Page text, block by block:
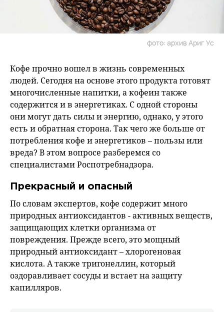
фото: архив Ариг Ус
Кофе прочно вошел в жизнь современных
людей. Сегодня на основе этого продукта готовят
многочисленные напитки, а кофеин также
содержится и в энергетиках. С одной стороны
они могут дать силы и энергию, однако, у этого
есть и обратная сторона. Так чего же больше от
потребления кофе и энергетиков – пользы или
вреда? В этом вопросе разберемся со
специалистами Роспотребнадзора.
Прекрасный и опасный
По словам экспертов, кофе содержит много
природных антиоксидантов - активных веществ,
защищающих клетки организма от
повреждения. Прежде всего, это мощный
природный антиоксидант – хлорогеновая
кислота. А также тригонеллин, который
оздоравливает сосуды и встает на защиту
капилляров.